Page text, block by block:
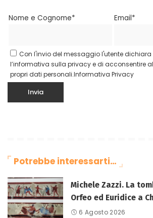
Nome e Cognome* Email*
Con l'invio del messaggio l'utente dichiara
l’informativa sulla privacy e di acconsentire
propri dati personali.Informativa Privacy
Potrebbe interessarti…
Michele Zazzi. La
Orfeo ed Euridice a
6 Agosto 2026